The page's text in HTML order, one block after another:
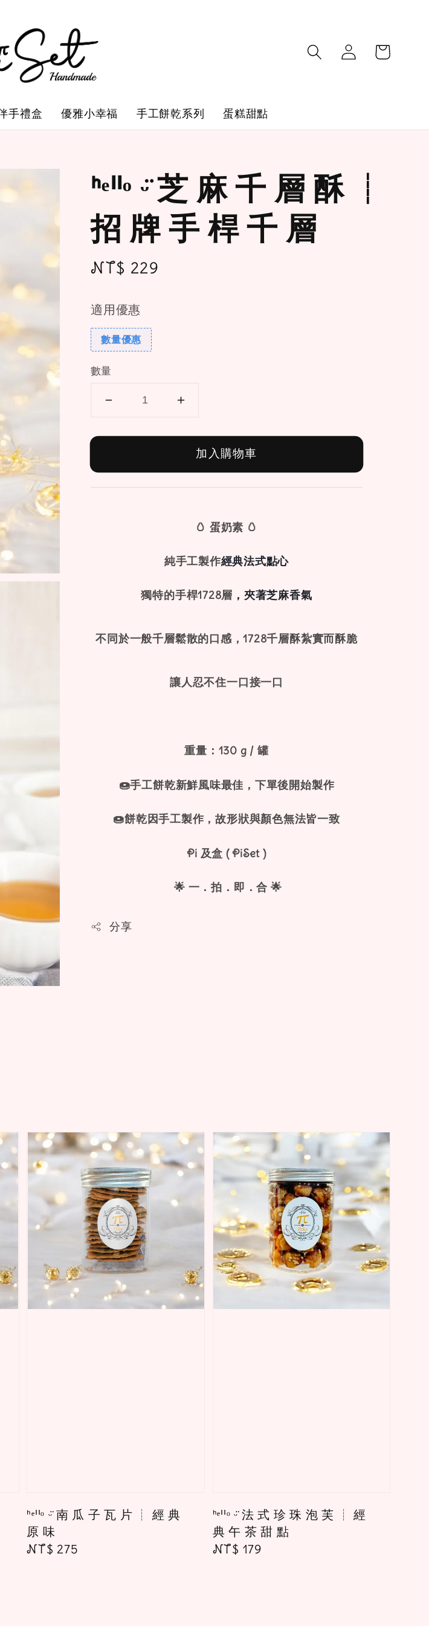
手禮盒 優雅小幸福 手工餅乾系列 蛋糕甜點
ᑋᵉᑊᑊᵒ ᵕ̈ 芝 麻 千 層 酥 ┊
招 牌 手 桿 千 層
Regular
NT$ 229
適用優惠
數量優惠
數量
加入購物車
🥚 蛋奶素 🥚
純手工製作經典法式點心
獨特的手桿1728層 ，夾著芝麻香氣
不同於一般千層鬆散的口感，1728千層酥紮實而酥脆
讓人忍不住一口接一口
重量：130 g / 罐
🍩手工餅乾新鮮風味最佳，下單後開始製作
🍩餅乾因手工製作，故形狀與顏色無法皆一致
Pi 及盒 ( PiSet )
🌟 一．拍．即．合 🌟
分享
ᑋᵉᑊᑊᵒ ᵕ̈ 南 瓜 子 瓦 片 ┊ 經 典
原 味
Regular
NT$ 275
ᑋᵉᑊᑊᵒ ᵕ̈ 法 式 珍 珠 泡 芙 ┊ 經
典 午 茶 甜 點
Regular
NT$ 179